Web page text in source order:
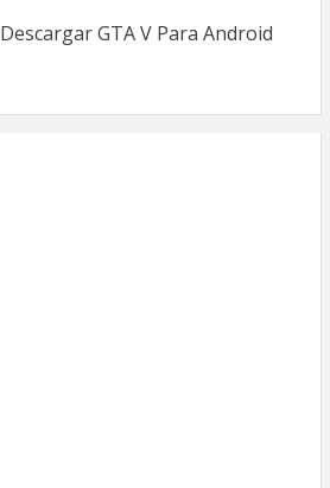
Descargar GTA V Para Android